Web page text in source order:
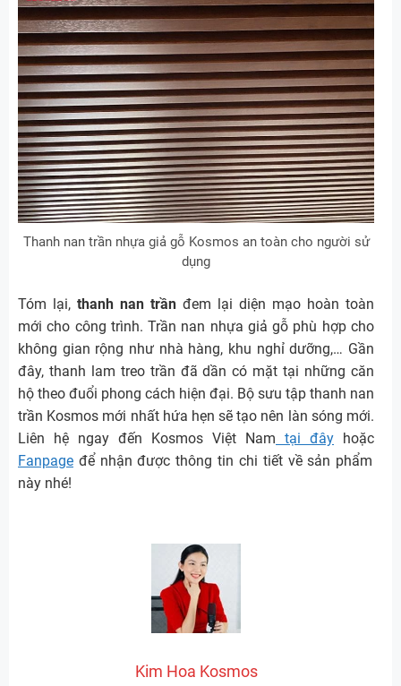
Thanh nan trần nhựa giả gỗ Kosmos an toàn cho người sử
dụng
Tóm lại, thanh nan trần đem lại diện mạo hoàn toàn
mới cho công trình. Trần nan nhựa giả gỗ phù hợp cho
không gian rộng như nhà hàng, khu nghỉ dưỡng,… Gần
đây, thanh lam treo trần đã dần có mặt tại những căn
hộ theo đuổi phong cách hiện đại. Bộ sưu tập thanh nan
trần Kosmos mới nhất hứa hẹn sẽ tạo nên làn sóng mới.
Liên hệ ngay đến Kosmos Việt Nam tại đây hoặc
Fanpage để nhận được thông tin chi tiết về sản phẩm
này nhé!
Kim Hoa Kosmos